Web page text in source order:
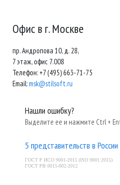
Офис в г. Москве
пр. Андропова 10, д. 28,
7 этаж, офис 7.008
Телефон: +7 (495) 663-71-75
Email:msk@stilsoft.ru
Нашли ошибку?
Выделите ее и нажмите Ctrl +
5 представительств в России
ГОСТ Р ИСО 9001-2015 (ISO 9001:2015)
ГОСТ РВ 0015-002-2012